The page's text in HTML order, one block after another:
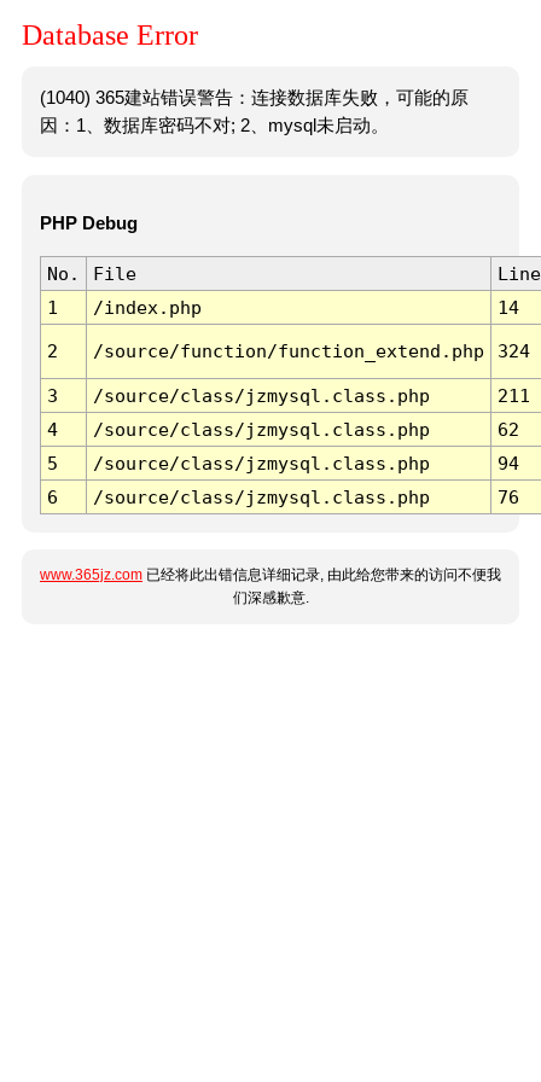
Database Error
(1040) 365建站错误警告：连接数据库失败，可能的原
因：1、数据库密码不对; 2、mysql未启动。
PHP Debug
No. File
Line
1
/index.php 14
2 /source/function/function_extend.php 324
3 /source/class/jzmysql.class.php
211
4
/source/class/jzmysql.class.php
62
5
/source/class/jzmysql.class.php
94
6
/source/class/jzmysql.class.php 76
www.365jz.com 已经将此出错信息详细记录, 由此给您带来的访问不便我
们深感歉意.